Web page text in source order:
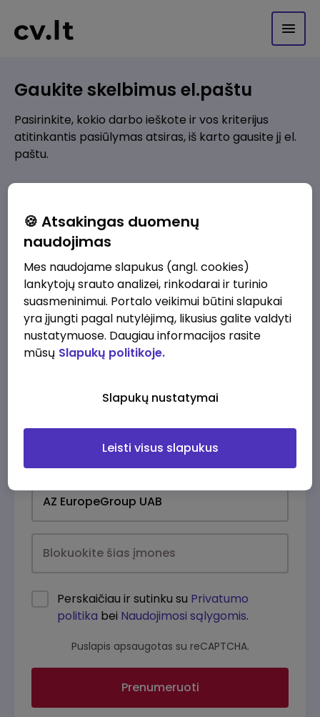
Gaukite skelbimus el.paštu
Pasirinkite, kokio darbo ieškote ir vos kriterijus
atitinkantis pasiūlymas atsiras, iš karto gausite jį el.
paštu.
Pridėti naują
Kokios srities darbo pasiūlymai jus domina?
Pridėti naują
Perskaičiau ir sutinku su Privatumo
politika bei Naudojimosi sąlygomis.
Puslapis apsaugotas su reCAPTCHA.
Prenumeruoti
🍪 Atsakingas duomenų
naudojimas
Mes naudojame slapukus (angl. cookies)
lankytojų srauto analizei, rinkodarai ir turinio
suasmeninimui. Portalo veikimui būtini slapukai
yra įjungti pagal nutylėjimą, likusius galite valdyti
nustatymuose. Daugiau informacijos rasite
mūsų Slapukų politikoje.
Slapukų nustatymai
Leisti visus slapukus